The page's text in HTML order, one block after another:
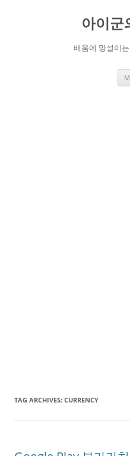
아이군
배움에 망설이
TAG ARCHIVES: CURRENCY